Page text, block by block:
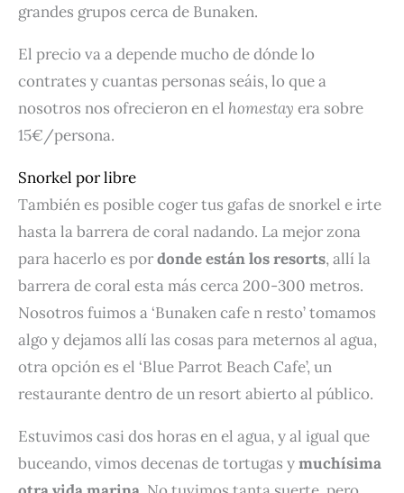
grandes grupos cerca de Bunaken.
El precio va a depende mucho de dónde lo
contrates y cuantas personas seáis, lo que a
nosotros nos ofrecieron en el homestay era sobre
15€/persona.
Snorkel por libre
También es posible coger tus gafas de snorkel e irte
hasta la barrera de coral nadando. La mejor zona
para hacerlo es pordonde están los resorts, allí la
barrera de coral esta más cerca 200-300 metros.
Nosotros fuimos a ‘Bunaken cafe n resto’ tomamos
algo y dejamos allí las cosas para meternos al agua,
otra opción es el ‘Blue Parrot Beach Cafe’, un
restaurante dentro de un resort abierto al público.
Estuvimos casi dos horas en el agua, y al igual que
buceando, vimos decenas de tortugas ymuchísima